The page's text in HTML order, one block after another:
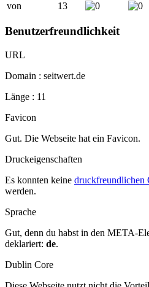
von
13
Benutzerfreundlichkeit
URL
Domain : seitwert.de
Länge : 11
Favicon
Gut. Die Webseite hat ein Favicon.
Druckeigenschaften
Es konnten keine druckfreundlichen
werden.
Sprache
Gut, denn du habst in den META-
deklariert: de.
Dublin Core